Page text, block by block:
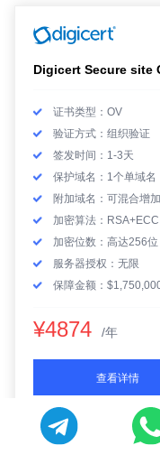
Digicert Secure site
证书类型：OV
验证方式：组织验证
签发时间：1-3天
保护域名：1个单域名
附加域名：可混合增
加密算法：RSA+ECC
加密位数：高达256位
服务器授权：无限
保障金额：
¥4874 /年
查看详情